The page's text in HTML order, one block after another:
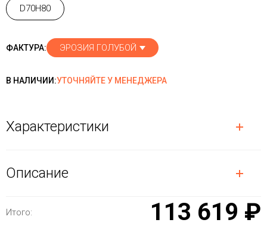
D70H80
ФАКТУРА: ЭРОЗИЯ ГОЛУБОЙ
В НАЛИЧИИ:УТОЧНЯЙТЕ У МЕНЕДЖЕРА
Характеристики
Описание
Итого: 113 619 ₽